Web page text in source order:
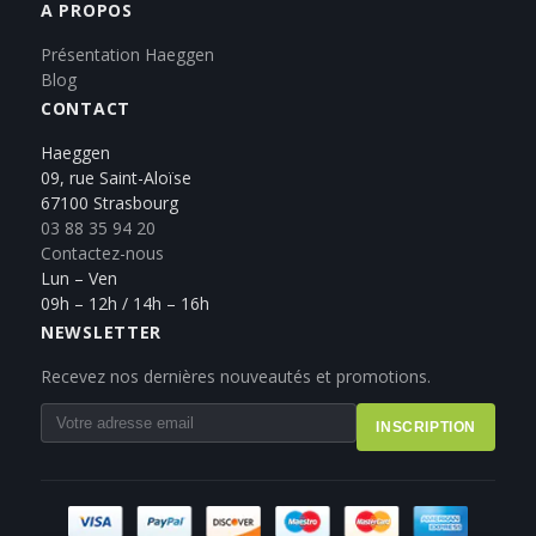
A PROPOS
Présentation Haeggen
Blog
CONTACT
Haeggen
09, rue Saint-Aloïse
67100 Strasbourg
03 88 35 94 20
Contactez-nous
Lun – Ven
09h – 12h / 14h – 16h
NEWSLETTER
Recevez nos dernières nouveautés et promotions.
INSCRIPTION